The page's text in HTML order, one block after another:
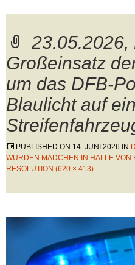
23.05.2026,
Großeinsatz
um das DFB-
Blaulicht auf
PUBLISHED ON 14. JUNI 2026 IN
WURDEN MÄDCHEN IN HALLE VON
RESOLUTION (620 × 413)